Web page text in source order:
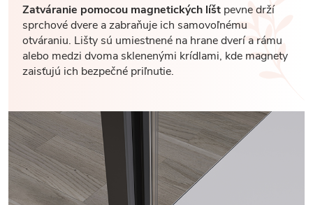
Zatváranie pomocou magnetických líšt pevne drží
sprchové dvere a zabraňuje ich samovoľnému
otváraniu. Lišty sú umiestnené na hrane dverí a rámu
alebo medzi dvoma sklenenými krídlami, kde magnety
zaisťujú ich bezpečné priľnutie.